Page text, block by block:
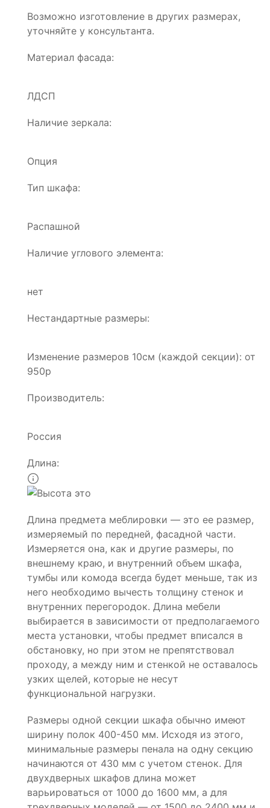
Возможно изготовление в других размерах,
уточняйте у консультанта.
Материал фасада:
ЛДСП
Наличие зеркала:
Опция
Тип шкафа:
Распашной
Наличие углового элемента:
нет
Нестандартные размеры:
Изменение размеров 10см (каждой секции): от
950р
Производитель:
Россия
Длина:
Длина предмета меблировки — это ее размер,
измеряемый по передней, фасадной части.
Измеряется она, как и другие размеры, по
внешнему краю, и внутренний объем шкафа,
тумбы или комода всегда будет меньше, так из
него необходимо вычесть толщину стенок и
внутренних перегородок. Длина мебели
выбирается в зависимости от предполагаемого
места установки, чтобы предмет вписался в
обстановку, но при этом не препятствовал
проходу, а между ним и стенкой не оставалось
узких щелей, которые не несут
функциональной нагрузки.
Размеры одной секции шкафа обычно имеют
ширину полок 400-450 мм. Исходя из этого,
минимальные размеры пенала на одну секцию
начинаются от 430 мм с учетом стенок. Для
двухдверных шкафов длина может
варьироваться от 1000 до 1600 мм, а для